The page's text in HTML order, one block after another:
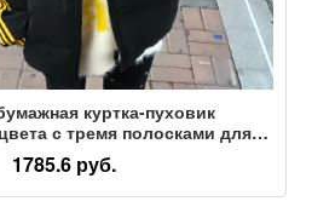
куртка-пуховик
с тремя полосками для
детей, утепленная зимняя
стиля для младших классов
и старшеклассников
1785.6 руб.